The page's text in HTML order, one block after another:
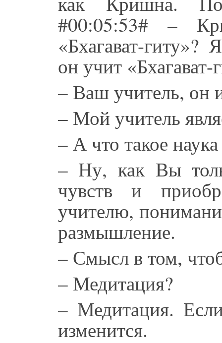
#00:05:53# –
«Бхагават-
он учит «Бхагават-
– Ваш учитель, он
– Мой учитель
– А что такое
– Ну, как Вы
чувств и
учителю,
размышление.
– Смысл в том,
– Медитация?
– Медитация.
изменится.